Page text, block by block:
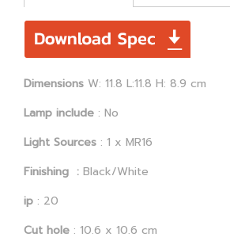
Dimensions W: 11.8 L:11.8 H: 8.9 cm
Lamp include : No
Light Sources : 1 x MR16
Finishing : Black/White
ip : 20
Cut hole : 10.6 x 10.6 cm